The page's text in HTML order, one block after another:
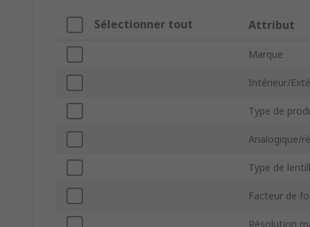
Sélectionner tout Attribut
Marque
Intérieur/
Type de
Analogique/
Type de
Facteur de
Résolution